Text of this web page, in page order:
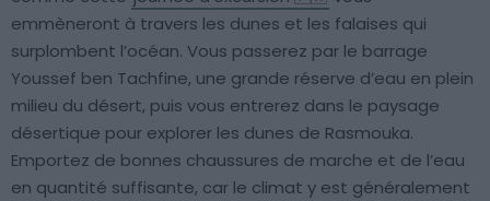
emmèneront à travers les dunes et les falaises qui
surplombent l’océan. Vous passerez par le barrage
Youssef ben Tachfine, une grande réserve d’eau en plein
milieu du désert, puis vous entrerez dans le paysage
désertique pour explorer les dunes de Rasmouka.
Emportez de bonnes chaussures de marche et de l’eau
en quantité suffisante, car le climat y est généralement